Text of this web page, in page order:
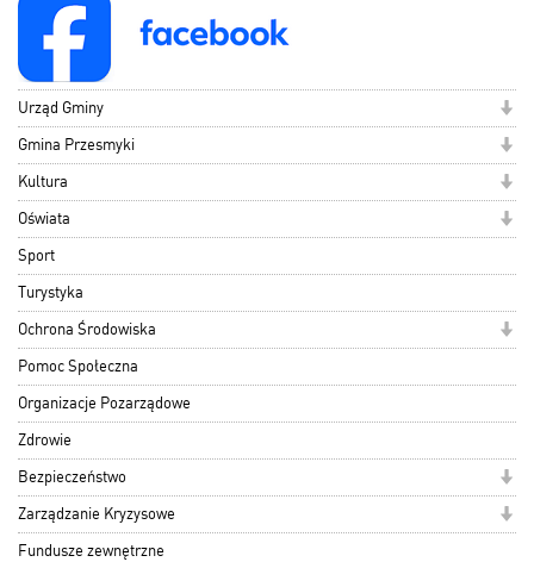
Urząd Gminy
Gmina Przesmyki
Kultura
Oświata
Sport
Turystyka
Ochrona Środowiska
Pomoc Społeczna
Organizacje Pozarządowe
Zdrowie
Bezpieczeństwo
Zarządzanie Kryzysowe
Fundusze zewnętrzne